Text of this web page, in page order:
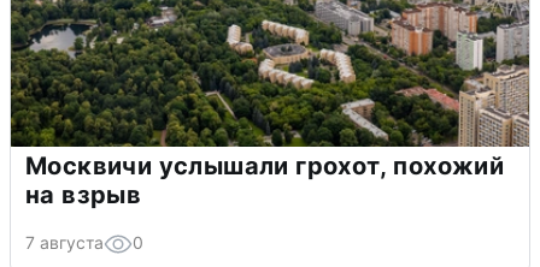
Москвичи услышали грохот, похожий
на взрыв
7 августа 0